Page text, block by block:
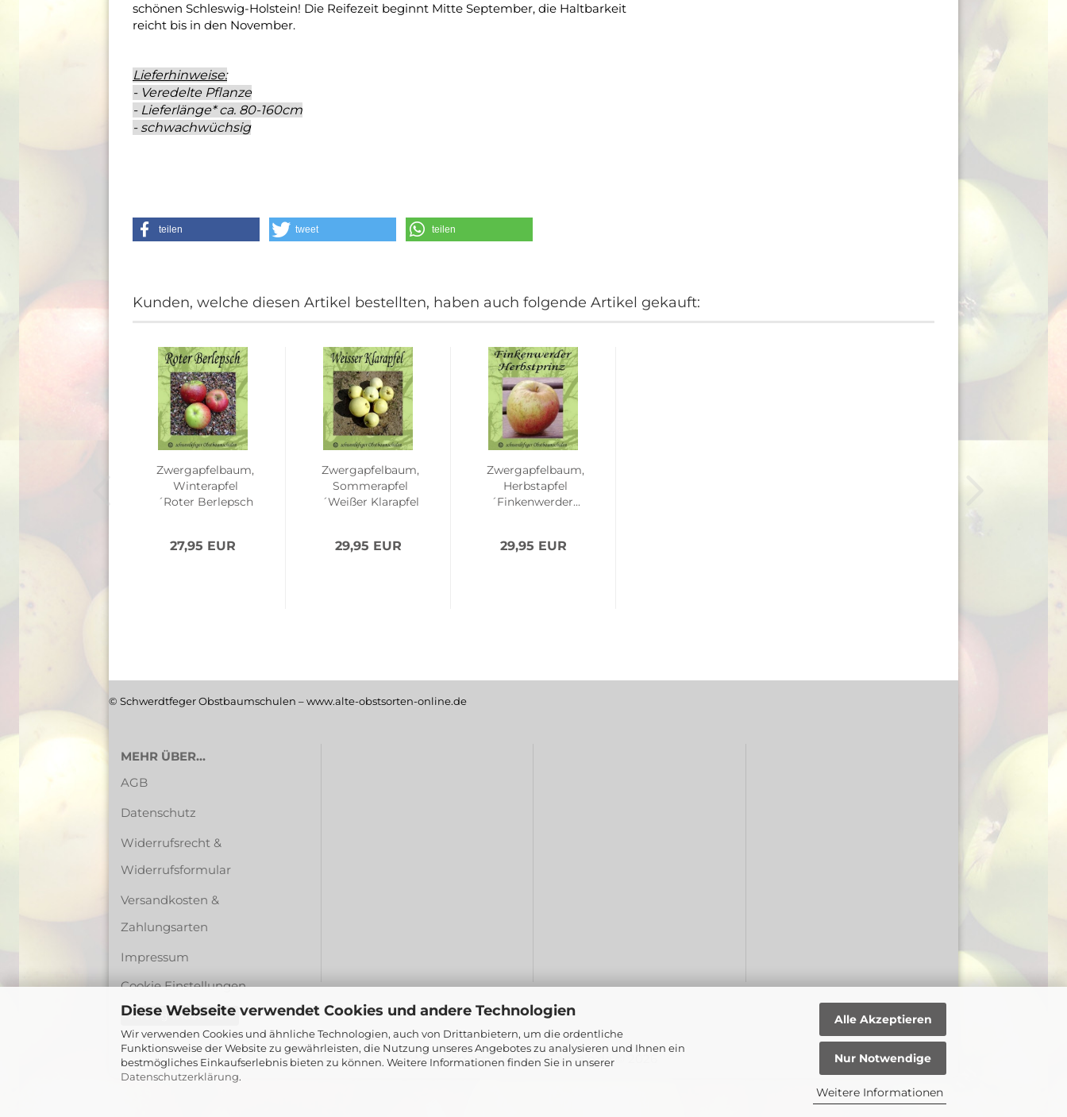
Diese Webseite verwendet Cookies und andere Technologien
Wir verwenden Cookies und ähnliche Technologien, auch von Drittanbietern, um die ordentliche
Funktionsweise der Website zu gewährleisten, die Nutzung unseres Angebotes zu analysieren und Ihnen ein
bestmögliches Einkaufserlebnis bieten zu können. Weitere Informationen finden Sie in unserer
Datenschutzerklärung.
Alle Akzeptieren
Nur Notwendige
Weitere Informationen
schönen Schleswig-Holstein! Die Reifezeit beginnt Mitte September, die Haltbarkeit
reicht bis in den November.
Lieferhinweise:
- Veredelte Pflanze
- Lieferlänge* ca. 80-160cm
- schwachwüchsig
teilen tweet teilen
Kunden, welche diesen Artikel bestellten, haben auch folgende Artikel gekauft:
Zwergapfelbaum,
Winterapfel
´Roter Berlepsch
27,95 EUR
Zwergapfelbaum,
Sommerapfel
´Weißer Klarapfel
29,95 EUR
Zwergapfelbaum,
Herbstapfel
´Finkenwerder...
29,95 EUR
© Schwerdtfeger Obstbaumschulen – www.alte-obstsorten-online.de
MEHR ÜBER...
AGB
Datenschutz
Widerrufsrecht &
Widerrufsformular
Versandkosten &
Zahlungsarten
Impressum
Cookie Einstellungen
Vertrag widerrufen
Webshop erstellenmit Gambio.de © 2026